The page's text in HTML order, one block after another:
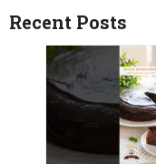
Recent Posts